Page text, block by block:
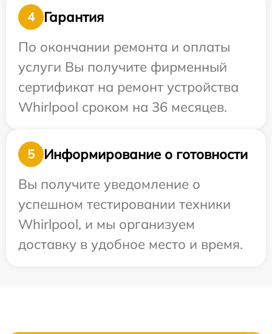
4
Гарантия
По окончании ремонта и оплаты
услуги Вы получите фирменный
сертификат на ремонт устройства
Whirlpool сроком на 36 месяцев.
5
Информирование о готовности
Вы получите уведомление о
успешном тестировании техники
Whirlpool, и мы организуем
доставку в удобное место и время.